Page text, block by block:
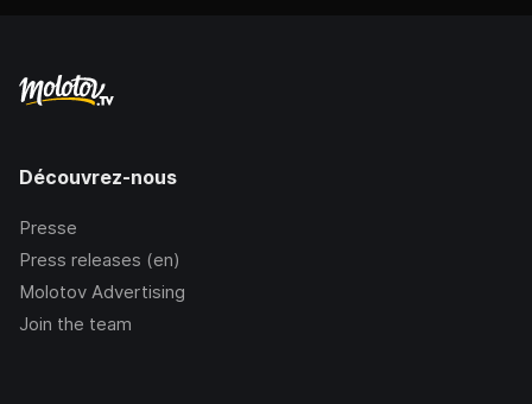
Découvrez-nous
Presse
Press releases (en)
Molotov Advertising
Join the team